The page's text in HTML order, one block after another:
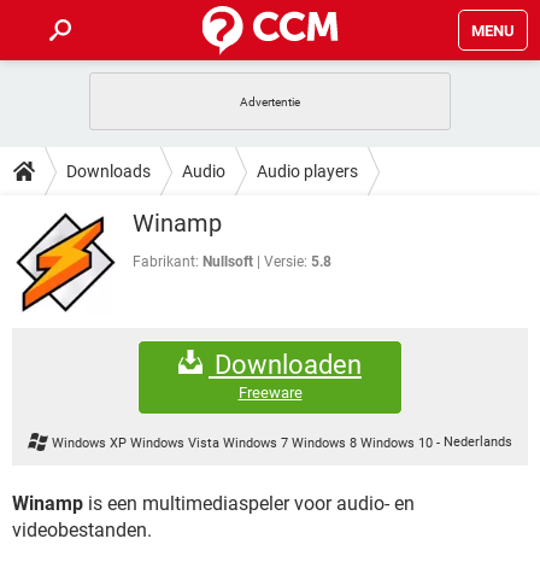
MENU
INSTAGRAM WINDOWS 10
NETFLIX
GRATIS SNAPCHAT
TIKTOK
HOW-TO
VIDEOBELLEN
INSTAGRAM
NETFLIX
DOWNLOADS
VIDEOBELLEN GAMES
INSTAGRAM
CORONAVIRUS
SNAPCHAT
FORUM
WINDOWS 10
CORONAVIRUS
GRATIS SNAPCHAT
GAMES
GRATIS SNAPCHAT
Downloads Audio Audio players
Winamp
Fabrikant: Nullsoft Versie: 5.8
Downloaden
Freeware
Windows XP Windows Vista Windows 7 Windows 8 Windows 10- Nederlands
Winamp is een multimediaspeler voor audio- en
videobestanden.